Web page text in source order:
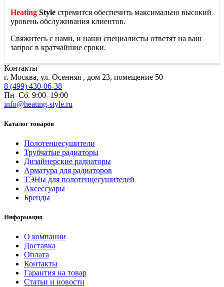
Heating Style стремится обеспечить максимально высокий
уровень обслуживания клиентов.
Свяжитесь с нами, и наши специалисты ответят на ваш
запрос в кратчайшие сроки.
Контакты
г. Москва, ул. Осенняя , дом 23, помещение 50
8 (499) 430-06-38
Пн–Сб. 9:00–19:00
info@heating-style.ru
Каталог товаров
Полотенцесушители
Трубчатые радиаторы
Дизайнерские радиаторы
Арматура для радиаторов
ТЭНы для полотенцесушителей
Аксессуары
Бренды
Информация
О компании
Доставка
Оплата
Контакты
Гарантия на товар
Статьи и новости